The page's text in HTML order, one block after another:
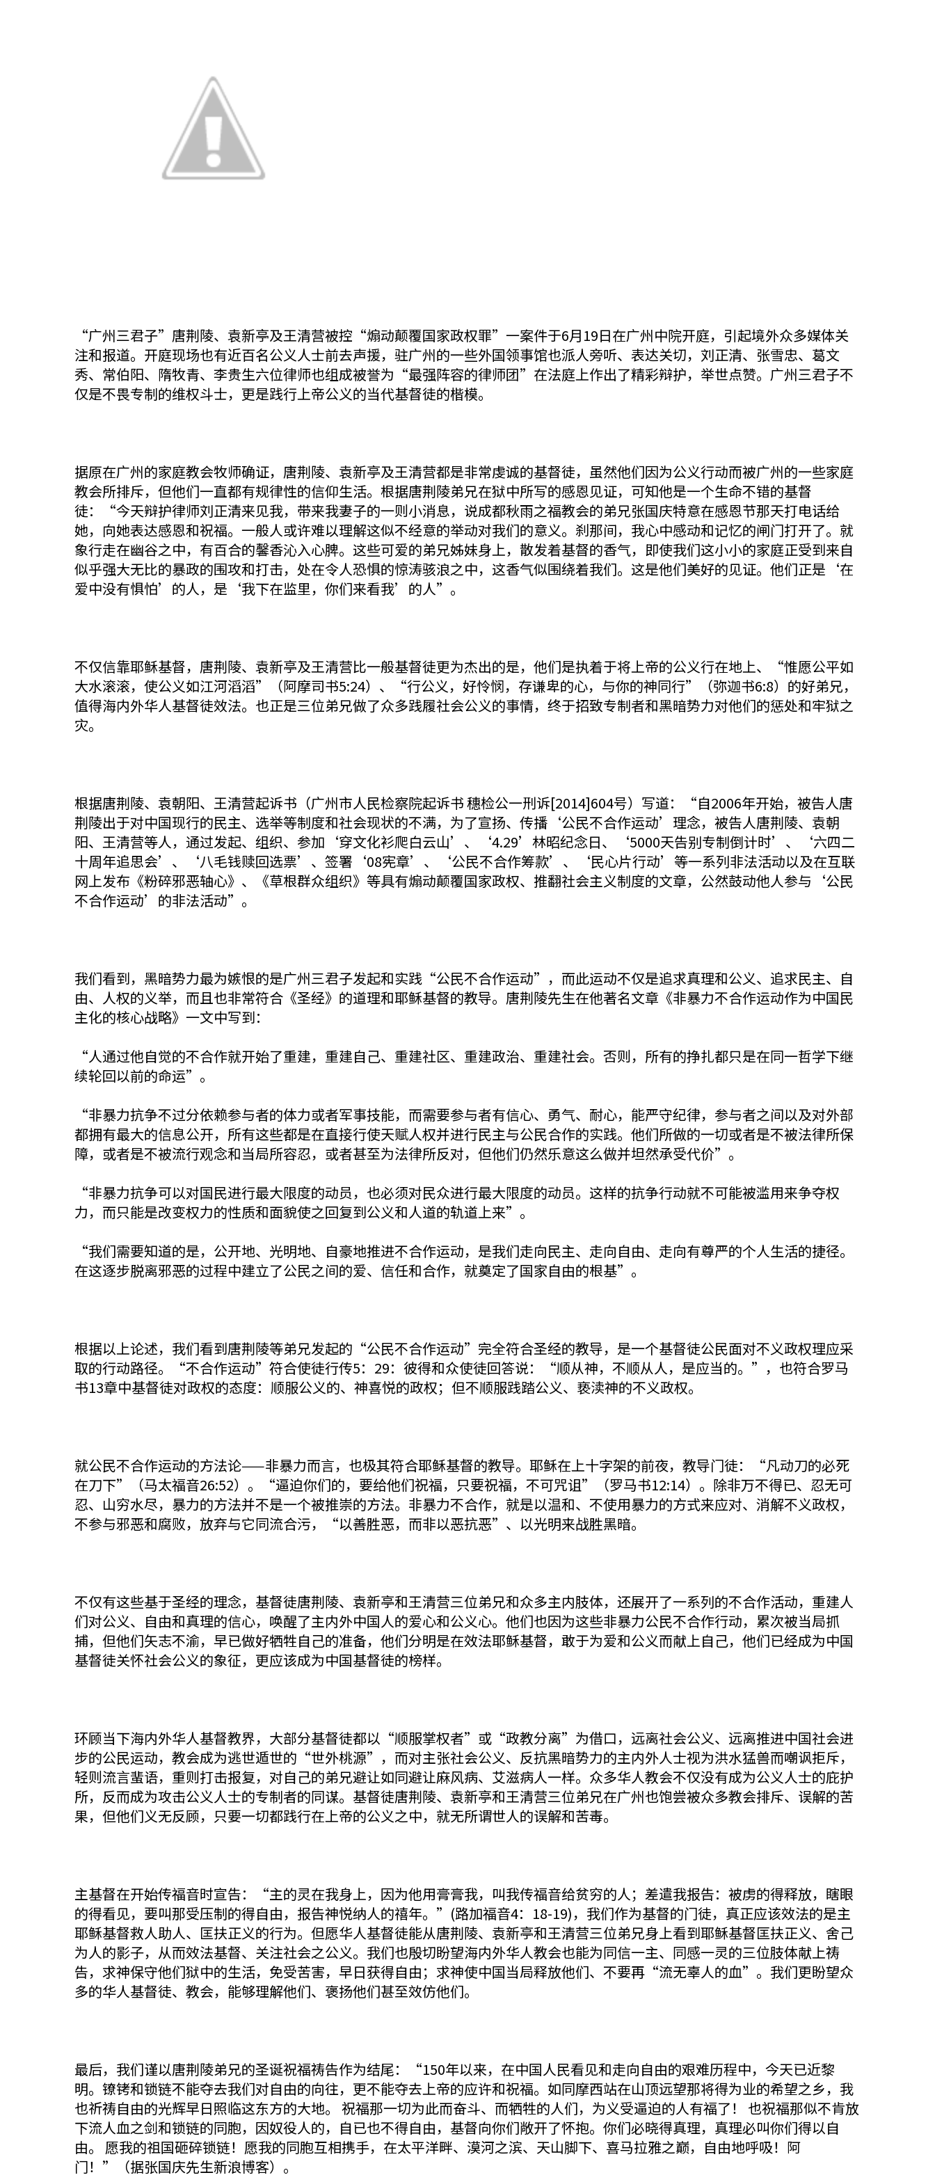
“广州三君子”唐荆陵、袁新亭及王清营被控“煽动颠覆国家政权罪”一案件于6月19日在广州中院开庭，引起境外众多媒体关
注和报道。开庭现场也有近百名公义人士前去声援，驻广州的一些外国领事馆也派人旁听、表达关切，刘正清、张雪忠、葛文
秀、常伯阳、隋牧青、李贵生六位律师也组成被誉为“最强阵容的律师团”在法庭上作出了精彩辩护，举世点赞。广州三君子不
仅是不畏专制的维权斗士，更是践行上帝公义的当代基督徒的楷模。
据原在广州的家庭教会牧师确证，唐荆陵、袁新亭及王清营都是非常虔诚的基督徒，虽然他们因为公义行动而被广州的一些家庭
教会所排斥，但他们一直都有规律性的信仰生活。根据唐荆陵弟兄在狱中所写的感恩见证，可知他是一个生命不错的基督
徒：“今天辩护律师刘正清来见我，带来我妻子的一则小消息，说成都秋雨之福教会的弟兄张国庆特意在感恩节那天打电话给
她，向她表达感恩和祝福。一般人或许难以理解这似不经意的举动对我们的意义。刹那间，我心中感动和记忆的闸门打开了。就
象行走在幽谷之中，有百合的馨香沁入心脾。这些可爱的弟兄姊妹身上，散发着基督的香气，即使我们这小小的家庭正受到来自
似乎强大无比的暴政的围攻和打击，处在令人恐惧的惊涛骇浪之中，这香气似围绕着我们。这是他们美好的见证。他们正是‘在
爱中没有惧怕’的人，是‘我下在监里，你们来看我’的人”。
不仅信靠耶稣基督，唐荆陵、袁新亭及王清营比一般基督徒更为杰出的是，他们是执着于将上帝的公义行在地上、“惟愿公平如
大水滚滚，使公义如江河滔滔”（阿摩司书5:24）、“行公义，好怜悯，存谦卑的心，与你的神同行”（弥迦书6:8）的好弟兄，
值得海内外华人基督徒效法。也正是三位弟兄做了众多践履社会公义的事情，终于招致专制者和黑暗势力对他们的惩处和牢狱之
灾。
根据唐荆陵、袁朝阳、王清营起诉书（广州市人民检察院起诉书 穗检公一刑诉[2014]604号）写道：“自2006年开始，被告人唐
荆陵出于对中国现行的民主、选举等制度和社会现状的不满，为了宣扬、传播‘公民不合作运动’理念，被告人唐荆陵、袁朝
阳、王清营等人，通过发起、组织、参加‘穿文化衫爬白云山’、‘4.29’林昭纪念日、‘5000天告别专制倒计时’、‘六四二
十周年追思会’、‘八毛钱赎回选票’、签署‘08宪章’、‘公民不合作筹款’、‘民心片行动’等一系列非法活动以及在互联
网上发布《粉碎邪恶轴心》、《草根群众组织》等具有煽动颠覆国家政权、推翻社会主义制度的文章，公然鼓动他人参与‘公民
不合作运动’的非法活动”。
我们看到，黑暗势力最为嫉恨的是广州三君子发起和实践“公民不合作运动”，而此运动不仅是追求真理和公义、追求民主、自
由、人权的义举，而且也非常符合《圣经》的道理和耶稣基督的教导。唐荆陵先生在他著名文章《非暴力不合作运动作为中国民
主化的核心战略》一文中写到：
“人通过他自觉的不合作就开始了重建，重建自己、重建社区、重建政治、重建社会。否则，所有的挣扎都只是在同一哲学下继
续轮回以前的命运”。
“非暴力抗争不过分依赖参与者的体力或者军事技能，而需要参与者有信心、勇气、耐心，能严守纪律，参与者之间以及对外部
都拥有最大的信息公开，所有这些都是在直接行使天赋人权并进行民主与公民合作的实践。他们所做的一切或者是不被法律所保
障，或者是不被流行观念和当局所容忍，或者甚至为法律所反对，但他们仍然乐意这么做并坦然承受代价”。
“非暴力抗争可以对国民进行最大限度的动员，也必须对民众进行最大限度的动员。这样的抗争行动就不可能被滥用来争夺权
力，而只能是改变权力的性质和面貌使之回复到公义和人道的轨道上来”。
“我们需要知道的是，公开地、光明地、自豪地推进不合作运动，是我们走向民主、走向自由、走向有尊严的个人生活的捷径。
在这逐步脱离邪恶的过程中建立了公民之间的爱、信任和合作，就奠定了国家自由的根基”。
根据以上论述，我们看到唐荆陵等弟兄发起的“公民不合作运动”完全符合圣经的教导，是一个基督徒公民面对不义政权理应采
取的行动路径。“不合作运动”符合使徒行传5：29：彼得和众使徒回答说：“顺从神，不顺从人，是应当的。”，也符合罗马
书13章中基督徒对政权的态度：顺服公义的、神喜悦的政权；但不顺服践踏公义、亵渎神的不义政权。
就公民不合作运动的方法论——非暴力而言，也极其符合耶稣基督的教导。耶稣在上十字架的前夜，教导门徒：“凡动刀的必死
在刀下”（马太福音26:52）。“逼迫你们的，要给他们祝福，只要祝福，不可咒诅”（罗马书12:14）。除非万不得已、忍无可
忍、山穷水尽，暴力的方法并不是一个被推崇的方法。非暴力不合作，就是以温和、不使用暴力的方式来应对、消解不义政权，
不参与邪恶和腐败，放弃与它同流合污，“以善胜恶，而非以恶抗恶”、以光明来战胜黑暗。
不仅有这些基于圣经的理念，基督徒唐荆陵、袁新亭和王清营三位弟兄和众多主内肢体，还展开了一系列的不合作活动，重建人
们对公义、自由和真理的信心，唤醒了主内外中国人的爱心和公义心。他们也因为这些非暴力公民不合作行动，累次被当局抓
捕，但他们矢志不渝，早已做好牺牲自己的准备，他们分明是在效法耶稣基督，敢于为爱和公义而献上自己，他们已经成为中国
基督徒关怀社会公义的象征，更应该成为中国基督徒的榜样。
环顾当下海内外华人基督教界，大部分基督徒都以“顺服掌权者”或“政教分离”为借口，远离社会公义、远离推进中国社会进
步的公民运动，教会成为逃世遁世的“世外桃源”，而对主张社会公义、反抗黑暗势力的主内外人士视为洪水猛兽而嘲讽拒斥，
轻则流言蜚语，重则打击报复，对自己的弟兄避让如同避让麻风病、艾滋病人一样。众多华人教会不仅没有成为公义人士的庇护
所，反而成为攻击公义人士的专制者的同谋。基督徒唐荆陵、袁新亭和王清营三位弟兄在广州也饱尝被众多教会排斥、误解的苦
果，但他们义无反顾，只要一切都践行在上帝的公义之中，就无所谓世人的误解和苦毒。
主基督在开始传福音时宣告：“主的灵在我身上，因为他用膏膏我，叫我传福音给贫穷的人；差遣我报告：被虏的得释放，瞎眼
的得看见，要叫那受压制的得自由，报告神悦纳人的禧年。”(路加福音4：18-19)，我们作为基督的门徒，真正应该效法的是主
耶稣基督救人助人、匡扶正义的行为。但愿华人基督徒能从唐荆陵、袁新亭和王清营三位弟兄身上看到耶稣基督匡扶正义、舍己
为人的影子，从而效法基督、关注社会之公义。我们也殷切盼望海内外华人教会也能为同信一主、同感一灵的三位肢体献上祷
告，求神保守他们狱中的生活，免受苦害，早日获得自由；求神使中国当局释放他们、不要再“流无辜人的血”。我们更盼望众
多的华人基督徒、教会，能够理解他们、褒扬他们甚至效仿他们。
最后，我们谨以唐荆陵弟兄的圣诞祝福祷告作为结尾：“150年以来，在中国人民看见和走向自由的艰难历程中，今天已近黎
明。镣铐和锁链不能夺去我们对自由的向往，更不能夺去上帝的应许和祝福。如同摩西站在山顶远望那将得为业的希望之乡，我
也祈祷自由的光辉早日照临这东方的大地。 祝福那一切为此而奋斗、而牺牲的人们，为义受逼迫的人有福了！ 也祝福那似不肯放
下流人血之剑和锁链的同胞，因奴役人的，自已也不得自由，基督向你们敞开了怀抱。你们必晓得真理，真理必叫你们得以自
由。 愿我的祖国砸碎锁链！愿我的同胞互相携手，在太平洋畔、漠河之滨、天山脚下、喜马拉雅之巅，自由地呼吸！阿
门！”（据张国庆先生新浪博客）。